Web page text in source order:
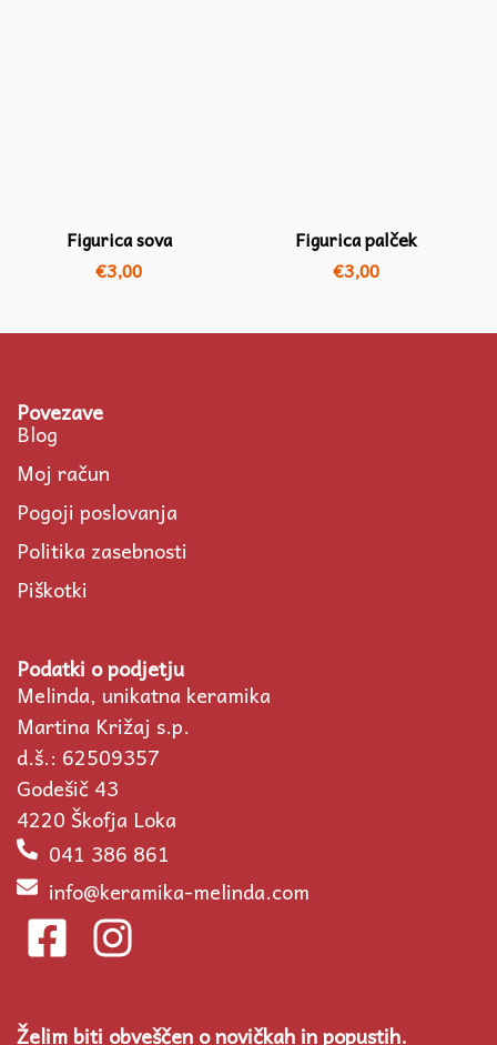
Figurica sova
€3,00
Figurica palček
€3,00
Povezave
Blog
Moj račun
Pogoji poslovanja
Politika zasebnosti
Piškotki
Podatki o podjetju
Melinda, unikatna keramika
Martina Križaj s.p.
d.š.: 62509357
Godešič 43
4220 Škofja Loka
041 386 861
info@keramika-melinda.com
F
a
c
I
n
s
Želim biti obveščen o novičkah in popustih.